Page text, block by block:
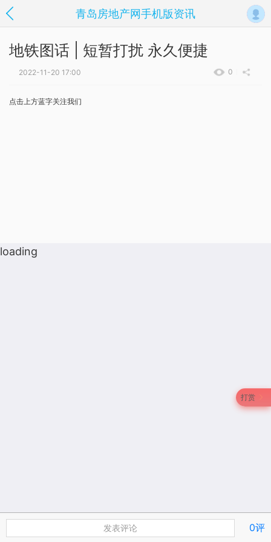
青岛房地产网手机版资讯
打赏
地铁图话 | 短暂打扰 永久便捷
0
2022-11-20 17:00
点击上方蓝字关注我们
发表评论 0评
loading